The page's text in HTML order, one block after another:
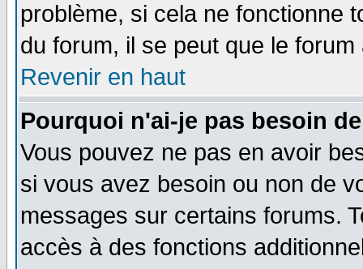
problème, si cela ne fonctionne
du forum, il se peut que le
Revenir en haut
Pourquoi n'ai-je pas besoin
Vous pouvez ne pas en avoir
si vous avez besoin ou non de
messages sur certains forums.
accès à des fonctions